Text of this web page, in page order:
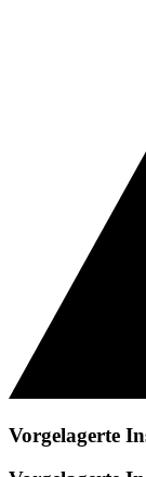
Vorgelagerte